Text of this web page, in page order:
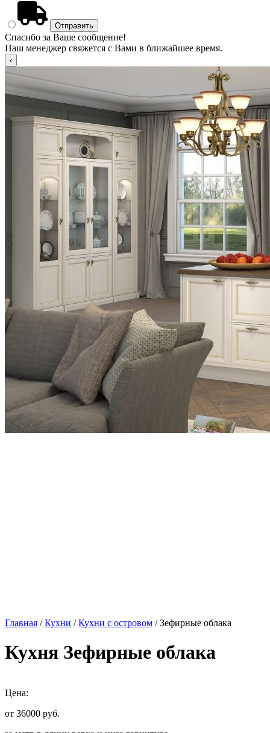
Спасибо за Ваше сообщение!
Наш менеджер свяжется с Вами в ближайшее время.
Главная /Кухни /Кухни с островом / Зефирные облака
Кухня Зефирные облака
Цена:
от 36000 руб.